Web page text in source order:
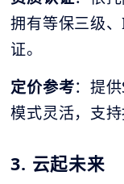
拥有等保三级
证。
定价参考：提
模式灵活，支持
3. 云起未来